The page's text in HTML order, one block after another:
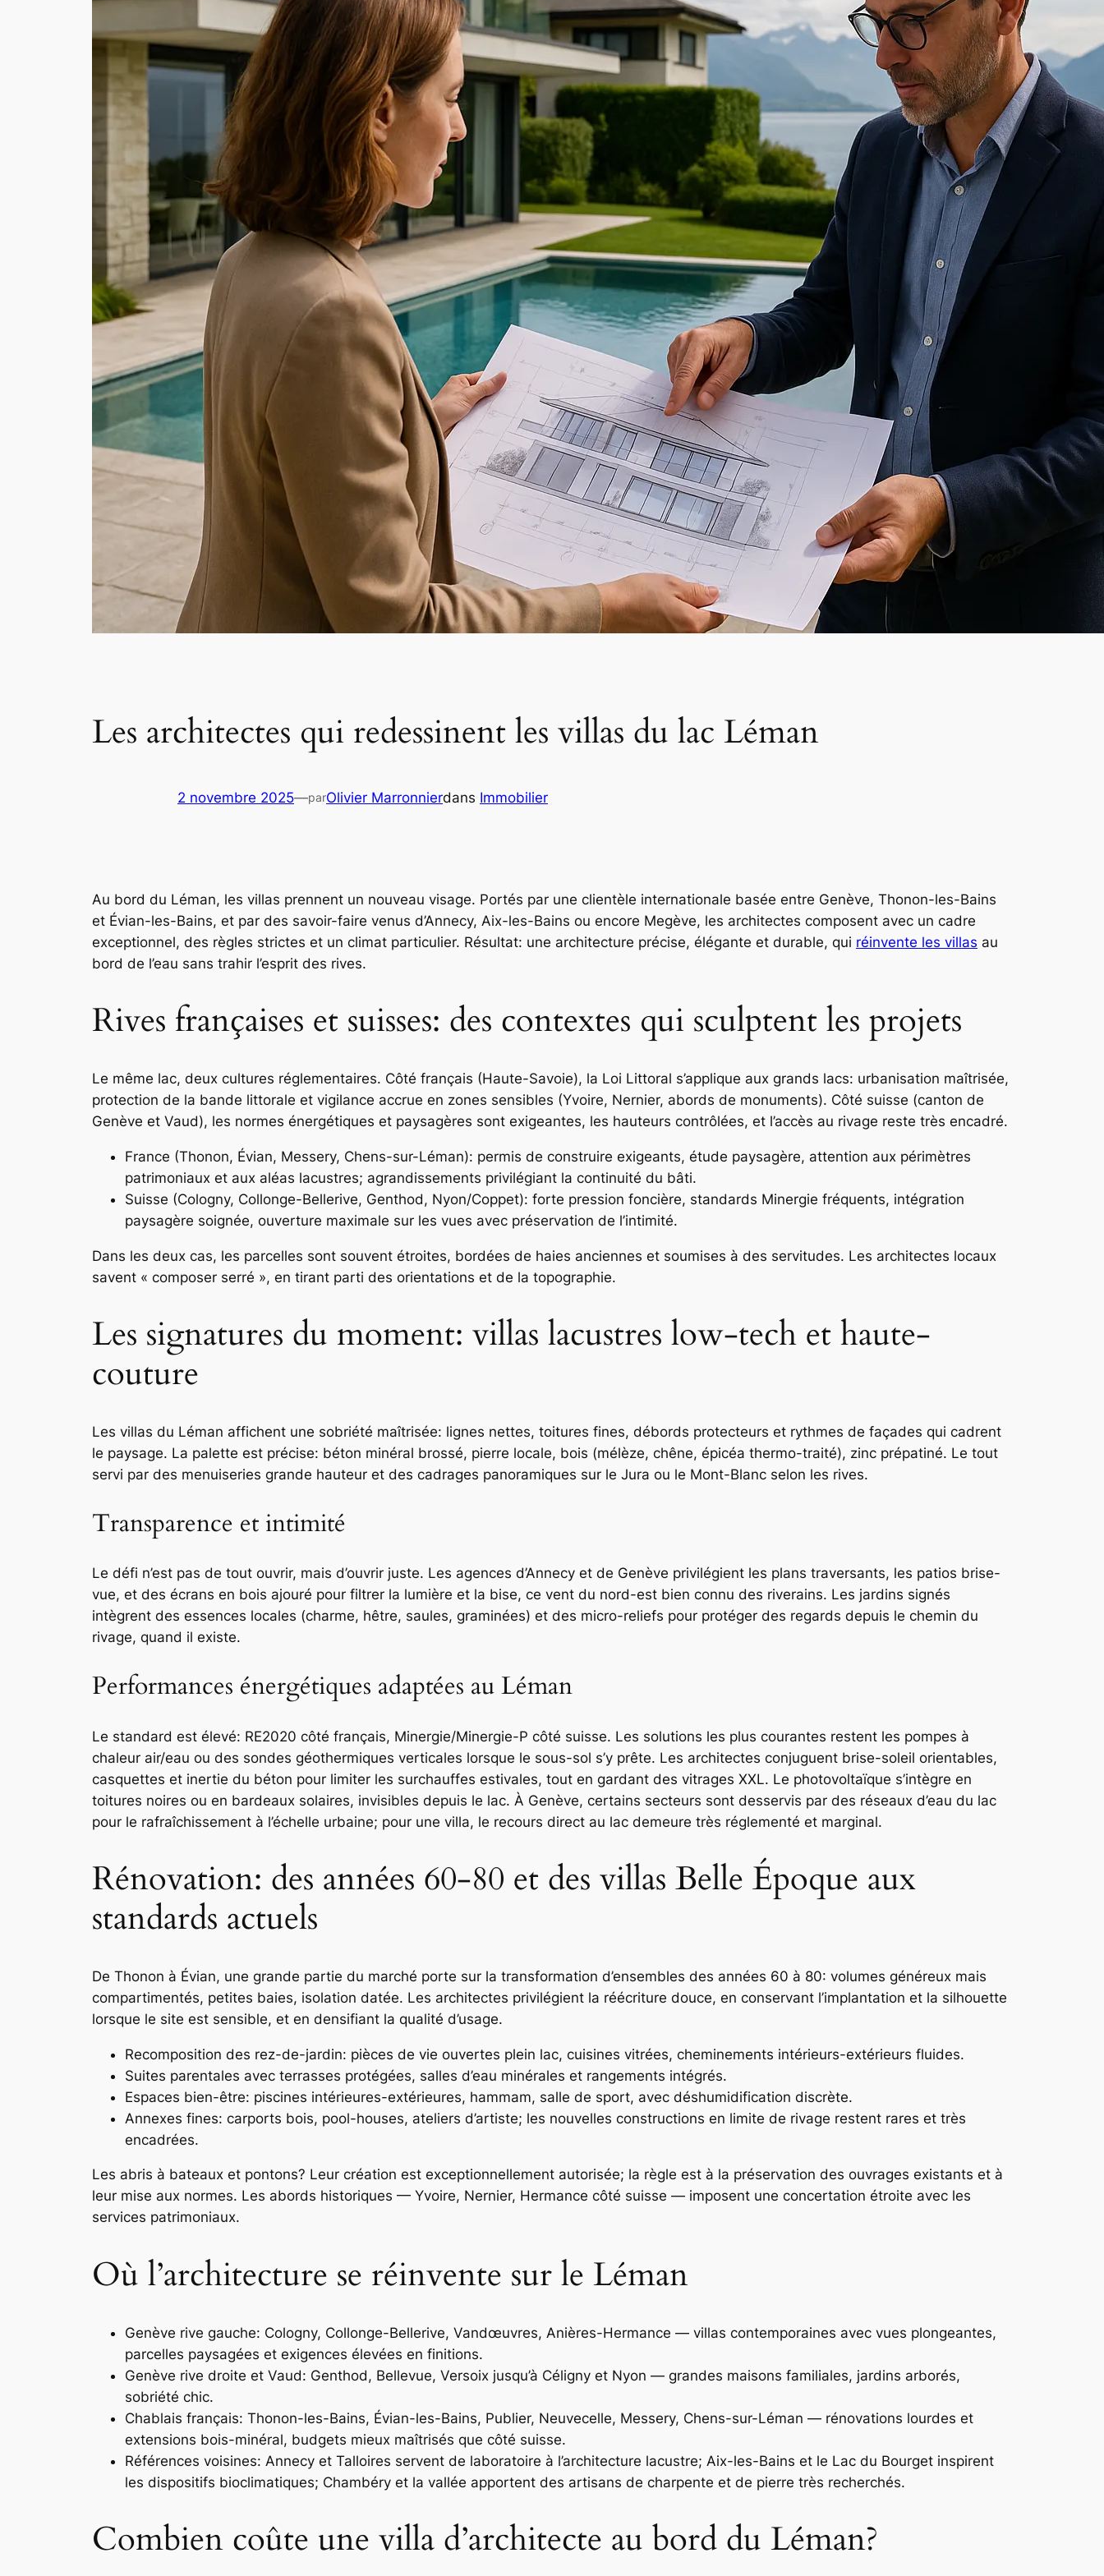
Les architectes qui redessinent les villas du lac Léman
2 novembre 2025—parOlivier Marronnierdans Immobilier
Au bord du Léman, les villas prennent un nouveau visage. Portés par une clientèle internationale basée entre Genève, Thonon-les-Bains
et Évian-les-Bains, et par des savoir-faire venus d’Annecy, Aix-les-Bains ou encore Megève, les architectes composent avec un cadre
exceptionnel, des règles strictes et un climat particulier. Résultat: une architecture précise, élégante et durable, qui réinvente les villas au
bord de l’eau sans trahir l’esprit des rives.
Rives françaises et suisses: des contextes qui sculptent les projets
Le même lac, deux cultures réglementaires. Côté français (Haute-Savoie), la Loi Littoral s’applique aux grands lacs: urbanisation maîtrisée,
protection de la bande littorale et vigilance accrue en zones sensibles (Yvoire, Nernier, abords de monuments). Côté suisse (canton de
Genève et Vaud), les normes énergétiques et paysagères sont exigeantes, les hauteurs contrôlées, et l’accès au rivage reste très encadré.
France (Thonon, Évian, Messery, Chens-sur-Léman): permis de construire exigeants, étude paysagère, attention aux périmètres
patrimoniaux et aux aléas lacustres; agrandissements privilégiant la continuité du bâti.
Suisse (Cologny, Collonge-Bellerive, Genthod, Nyon/Coppet): forte pression foncière, standards Minergie fréquents, intégration
paysagère soignée, ouverture maximale sur les vues avec préservation de l’intimité.
Dans les deux cas, les parcelles sont souvent étroites, bordées de haies anciennes et soumises à des servitudes. Les architectes locaux
savent « composer serré », en tirant parti des orientations et de la topographie.
Les signatures du moment: villas lacustres low-tech et haute-
couture
Les villas du Léman affichent une sobriété maîtrisée: lignes nettes, toitures fines, débords protecteurs et rythmes de façades qui cadrent
le paysage. La palette est précise: béton minéral brossé, pierre locale, bois (mélèze, chêne, épicéa thermo-traité), zinc prépatiné. Le tout
servi par des menuiseries grande hauteur et des cadrages panoramiques sur le Jura ou le Mont-Blanc selon les rives.
Transparence et intimité
Le défi n’est pas de tout ouvrir, mais d’ouvrir juste. Les agences d’Annecy et de Genève privilégient les plans traversants, les patios brise-
vue, et des écrans en bois ajouré pour filtrer la lumière et la bise, ce vent du nord-est bien connu des riverains. Les jardins signés
intègrent des essences locales (charme, hêtre, saules, graminées) et des micro-reliefs pour protéger des regards depuis le chemin du
rivage, quand il existe.
Performances énergétiques adaptées au Léman
Le standard est élevé: RE2020 côté français, Minergie/Minergie-P côté suisse. Les solutions les plus courantes restent les pompes à
chaleur air/eau ou des sondes géothermiques verticales lorsque le sous-sol s’y prête. Les architectes conjuguent brise-soleil orientables,
casquettes et inertie du béton pour limiter les surchauffes estivales, tout en gardant des vitrages XXL. Le photovoltaïque s’intègre en
toitures noires ou en bardeaux solaires, invisibles depuis le lac. À Genève, certains secteurs sont desservis par des réseaux d’eau du lac
pour le rafraîchissement à l’échelle urbaine; pour une villa, le recours direct au lac demeure très réglementé et marginal.
Rénovation: des années 60-80 et des villas Belle Époque aux
standards actuels
De Thonon à Évian, une grande partie du marché porte sur la transformation d’ensembles des années 60 à 80: volumes généreux mais
compartimentés, petites baies, isolation datée. Les architectes privilégient la réécriture douce, en conservant l’implantation et la silhouette
lorsque le site est sensible, et en densifiant la qualité d’usage.
Recomposition des rez-de-jardin: pièces de vie ouvertes plein lac, cuisines vitrées, cheminements intérieurs-extérieurs fluides.
Suites parentales avec terrasses protégées, salles d’eau minérales et rangements intégrés.
Espaces bien-être: piscines intérieures-extérieures, hammam, salle de sport, avec déshumidification discrète.
Annexes fines: carports bois, pool-houses, ateliers d’artiste; les nouvelles constructions en limite de rivage restent rares et très
encadrées.
Les abris à bateaux et pontons? Leur création est exceptionnellement autorisée; la règle est à la préservation des ouvrages existants et à
leur mise aux normes. Les abords historiques — Yvoire, Nernier, Hermance côté suisse — imposent une concertation étroite avec les
services patrimoniaux.
Où l’architecture se réinvente sur le Léman
Genève rive gauche: Cologny, Collonge-Bellerive, Vandœuvres, Anières-Hermance — villas contemporaines avec vues plongeantes,
parcelles paysagées et exigences élevées en finitions.
Genève rive droite et Vaud: Genthod, Bellevue, Versoix jusqu’à Céligny et Nyon — grandes maisons familiales, jardins arborés,
sobriété chic.
Chablais français: Thonon-les-Bains, Évian-les-Bains, Publier, Neuvecelle, Messery, Chens-sur-Léman — rénovations lourdes et
extensions bois-minéral, budgets mieux maîtrisés que côté suisse.
Références voisines: Annecy et Talloires servent de laboratoire à l’architecture lacustre; Aix-les-Bains et le Lac du Bourget inspirent
les dispositifs bioclimatiques; Chambéry et la vallée apportent des artisans de charpente et de pierre très recherchés.
Combien coûte une villa d’architecte au bord du Léman?